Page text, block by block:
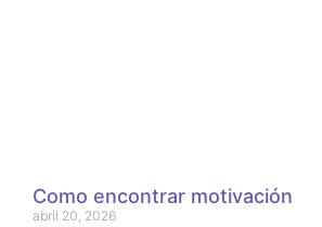
Como encontrar motivación
abril 20, 2026